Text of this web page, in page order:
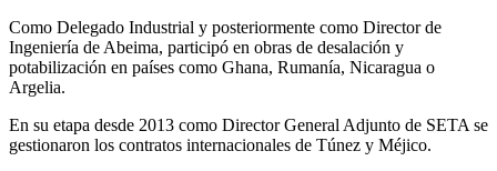
Como Delegado Industrial y posteriormente como Director de
Ingeniería de Abeima, participó en obras de desalación y
potabilización en países como Ghana, Rumanía, Nicaragua o
Argelia.
En su etapa desde 2013 como Director General Adjunto de SETA se
gestionaron los contratos internacionales de Túnez y Méjico.